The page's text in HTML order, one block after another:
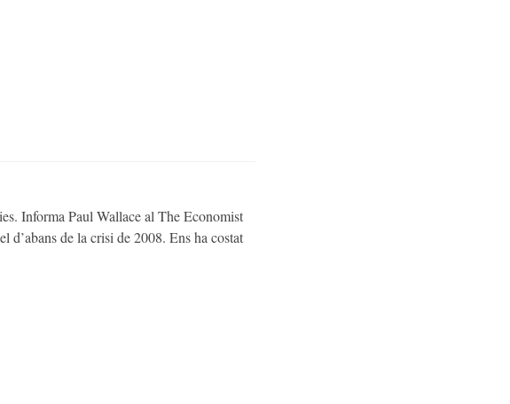
Informa Paul Wallace al The Economist
d’abans de la crisi de 2008. Ens ha costat